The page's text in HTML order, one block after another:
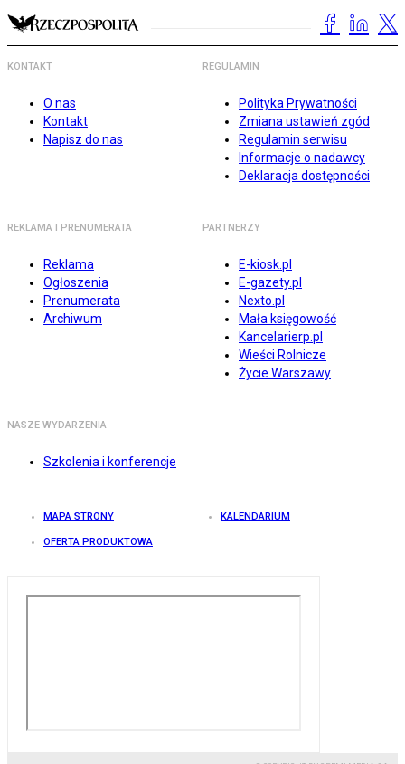
KONTAKT
O nas
Kontakt
Napisz do nas
REGULAMIN
Polityka Prywatności
Zmiana ustawień zgód
Regulamin serwisu
Informacje o nadawcy
Deklaracja dostępności
REKLAMA I PRENUMERATA
Reklama
Ogłoszenia
Prenumerata
Archiwum
PARTNERZY
E-kiosk.pl
E-gazety.pl
Nexto.pl
Mała księgowość
Kancelarierp.pl
Wieści Rolnicze
Życie Warszawy
NASZE WYDARZENIA
Szkolenia i konferencje
MAPA STRONY KALENDARIUM
OFERTA PRODUKTOWA